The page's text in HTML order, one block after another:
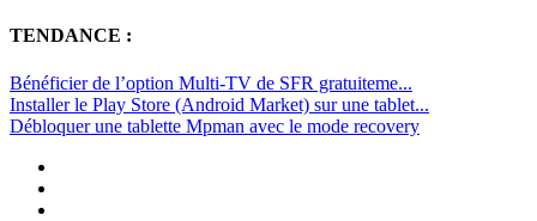
TENDANCE :
Bénéficier de l’option Multi-TV de SFR gratuiteme...
Installer le Play Store (Android Market) sur une tablet...
Débloquer une tablette Mpman avec le mode recovery